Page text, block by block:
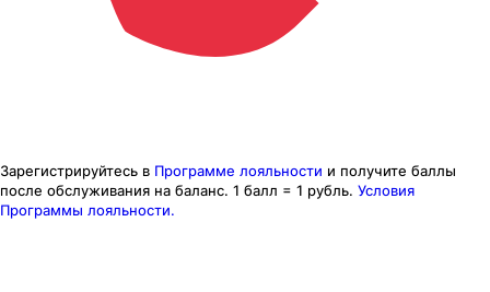
Зарегистрируйтесь в Программе лояльности и получите баллы
после обслуживания на баланс. 1 балл = 1 рубль. Условия
Программы лояльности.